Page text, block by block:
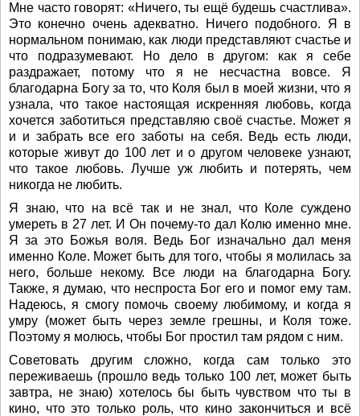
Мне часто говорят: «Ничего, ты ещё будешь счастлива».
Это конечно очень адекватно. Ничего подобного. Я в
нормальном понимаю, как люди представляют счастье и
что подразумевают. Но дело в другом: как я себе
раздражает, потому что я не несчастна вовсе. Я
благодарна Богу за то, что Коля был в моей жизни, что я
узнала, что такое настоящая искренняя любовь, когда
хочется заботиться представляю своё счастье. Может я
и и забрать все его заботы на себя. Ведь есть люди,
которые живут до 100 лет и о другом человеке узнают,
что такое любовь. Лучше уж любить и потерять, чем
никогда не любить.
Я знаю, что на всё так и не знал, что Коле суждено
умереть в 27 лет. И Он почему-то дал Колю именно мне.
Я за это Божья воля. Ведь Бог изначально дал меня
именно Коле. Может быть для того, чтобы я молилась за
него, больше некому. Все люди на благодарна Богу.
Также, я думаю, что неспроста Бог его и помог ему там.
Надеюсь, я смогу помочь своему любимому, и когда я
умру (может быть через земле грешны, и Коля тоже.
Поэтому я молюсь, чтобы Бог простил там рядом с ним.
Советовать другим сложно, когда сам только это
переживаешь (прошло ведь только 100 лет, может быть
завтра, не знаю) хотелось бы быть чувством что ты в
кино, что это только роль, что кино закончиться и всё